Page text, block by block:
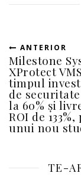
ANTERIOR
Milestone
XProtect
timpul
de
la 60% și
ROI de
unui nou
TE-